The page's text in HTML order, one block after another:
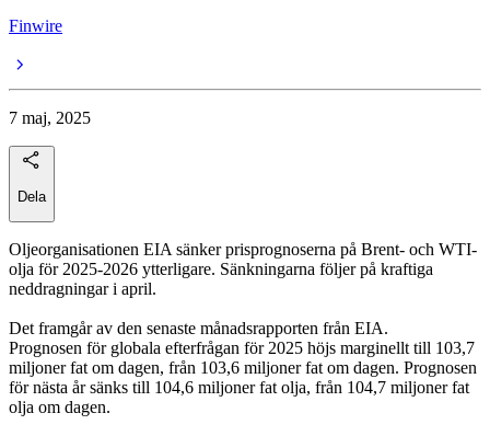
Finwire
7 maj, 2025
Dela
Oljeorganisationen EIA sänker prisprognoserna på Brent- och WTI-
olja för 2025-2026 ytterligare. Sänkningarna följer på kraftiga
neddragningar i april.
Det framgår av den senaste månadsrapporten från EIA.
Prognosen för globala efterfrågan för 2025 höjs marginellt till 103,7
miljoner fat om dagen, från 103,6 miljoner fat om dagen. Prognosen
för nästa år sänks till 104,6 miljoner fat olja, från 104,7 miljoner fat
olja om dagen.